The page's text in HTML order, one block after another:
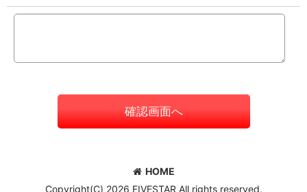
確認画面へ
HOME
Copyright(C) 2026 FIVESTAR All rights reserved.